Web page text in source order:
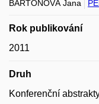
BARTOŇOVÁ Jana
Rok publikování
2011
Druh
Konferenční